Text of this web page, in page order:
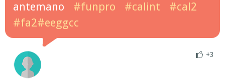
antemano
#funpro #calint
#cal2
#fa2#eeggcc
+3